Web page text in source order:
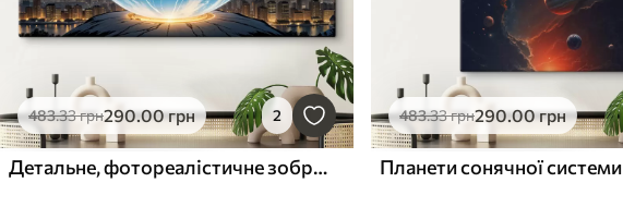
483.33грн290.00грн 2
Детальне, фотореалістичне зображення планети Земля, що плаває в космічному ландшафті
483.33грн290.00грн
Планети сонячної системи